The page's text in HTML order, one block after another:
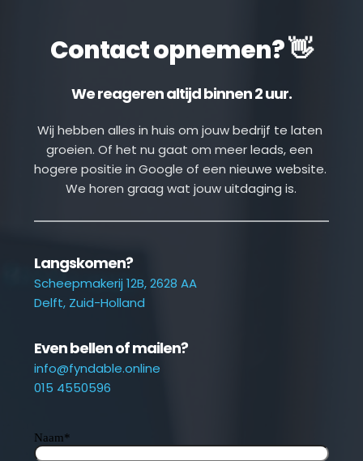
Contact opnemen? 👋
We reageren altijd binnen 2 uur.
Wij hebben alles in huis om jouw bedrijf te laten
groeien. Of het nu gaat om meer leads, een
hogere positie in Google of een nieuwe website.
We horen graag wat jouw uitdaging is.
Langskomen?
Scheepmakerij 12B, 2628 AA
Delft, Zuid-Holland
Even bellen of mailen?
info@fyndable.online
015 4550596
Naam*